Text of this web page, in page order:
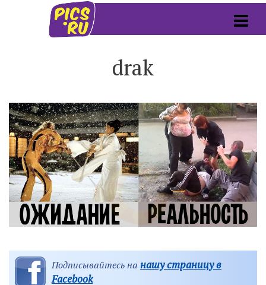
drak
Подписывайтесь на нашу страницу в
Facebook